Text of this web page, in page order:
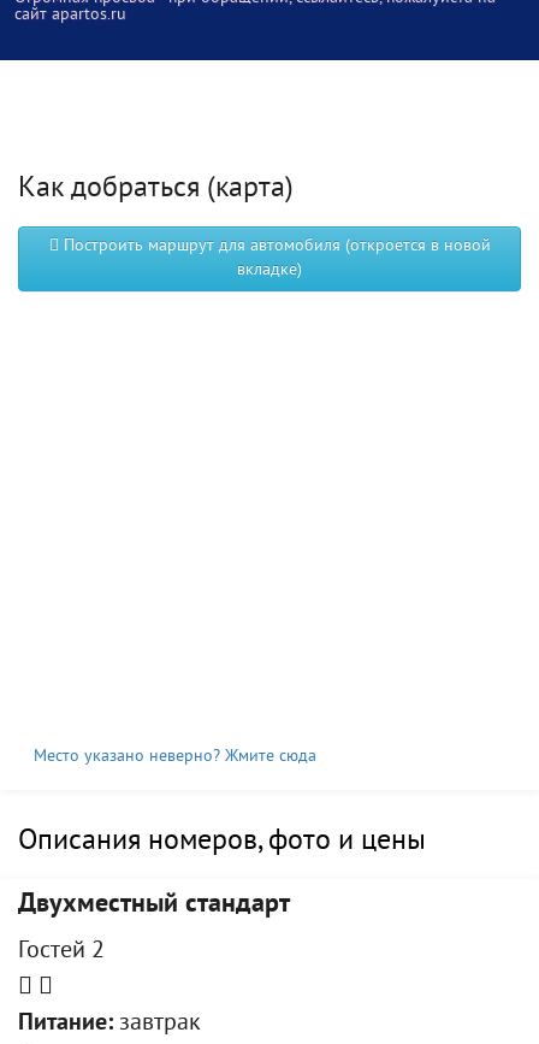
сайт apartos.ru
Как добраться (карта)
Построить маршрут для автомобиля (откроется в новой
вкладке)
Место указано неверно? Жмите сюда
Описания номеров, фото и цены
Двухместный стандарт
Гостей 2
Питание: завтрак